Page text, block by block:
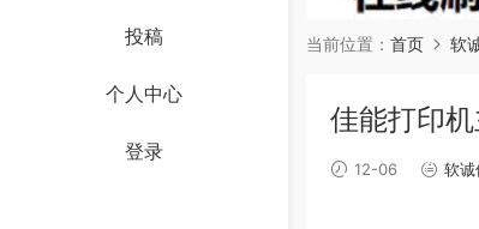
投稿
个人中心
登录
当前位置： 首页 软
佳能打印
12-06 软诚